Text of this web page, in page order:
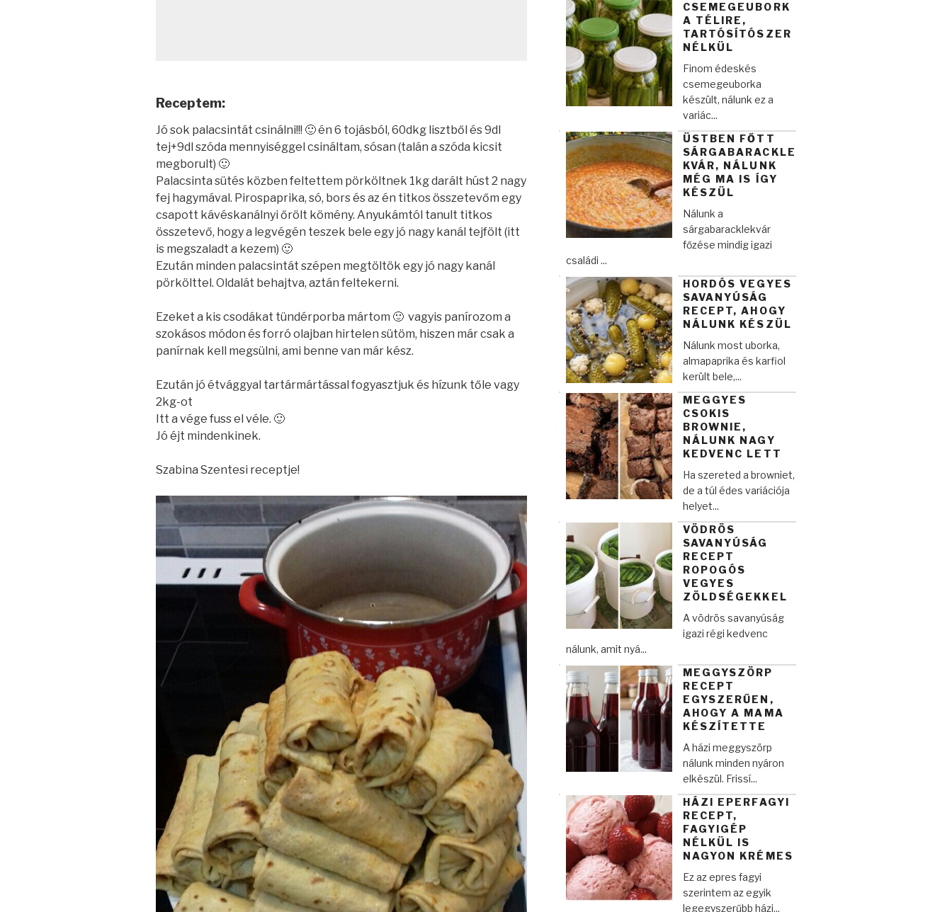
Receptem:
Jó sok palacsintát csinálni!!! 🙂 én 6 tojásból, 60dkg lisztből és 9dl
tej+9dl szóda mennyiséggel csináltam, sósan (talán a szóda kicsit
megborult) 🙂
Palacsinta sütés közben feltettem pörköltnek 1kg darált húst 2 nagy
fej hagymával. Pirospaprika, só, bors és az én titkos összetevőm egy
csapott kávéskanálnyi őrölt kömény. Anyukámtól tanult titkos
összetevő, hogy a legvégén teszek bele egy jó nagy kanál tejfölt (itt
is megszaladt a kezem) 🙂
Ezután minden palacsintát szépen megtöltök egy jó nagy kanál
pörkölttel. Oldalát behajtva, aztán feltekerni.
Ezeket a kis csodákat tündérporba mártom 🙂 vagyis panírozom a
szokásos módon és forró olajban hirtelen sütöm, hiszen már csak a
panírnak kell megsülni, ami benne van már kész.
Ezután jó étvággyal tartármártással fogyasztjuk és hízunk tőle vagy
2kg-ot
Itt a vége fuss el véle. 🙂
Jó éjt mindenkinek.
Szabina Szentesi receptje!
CSEMEGEUBORK
A TÉLIRE,
TARTÓSÍTÓSZER
NÉLKÜL
Finom édeskés
csemegeuborka
készült, nálunk ez a
variác...
ÜSTBEN FŐTT
SÁRGABARACKLE
KVÁR, NÁLUNK
MÉG MA IS ÍGY
KÉSZÜL
Nálunk a
sárgabaracklekvár
főzése mindig igazi
családi ...
HORDÓS VEGYES
SAVANYÚSÁG
RECEPT, AHOGY
NÁLUNK KÉSZÜL
Nálunk most uborka,
almapaprika és karfiol
került bele,...
MEGGYES
CSOKIS
BROWNIE,
NÁLUNK NAGY
KEDVENC LETT
Ha szereted a browniet,
de a túl édes variációja
helyet...
VÖDRÖS
SAVANYÚSÁG
RECEPT
ROPOGÓS
VEGYES
ZÖLDSÉGEKKEL
A vödrös savanyúság
igazi régi kedvenc
nálunk, amit nyá...
MEGGYSZÖRP
RECEPT
EGYSZERŰEN,
AHOGY A MAMA
KÉSZÍTETTE
A házi meggyszörp
nálunk minden nyáron
elkészül. Frissí...
HÁZI EPERFAGYI
RECEPT,
FAGYIGÉP
NÉLKÜL IS
NAGYON KRÉMES
Ez az epres fagyi
szerintem az egyik
legegyszerűbb házi...